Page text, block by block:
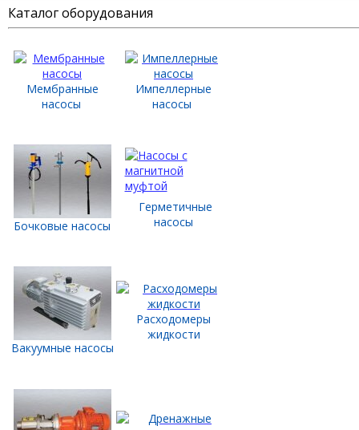
Каталог оборудования
Мембранные
насосы
Импеллерные
насосы
Бочковые насосы
Герметичные
насосы
Вакуумные насосы
Расходомеры
жидкости